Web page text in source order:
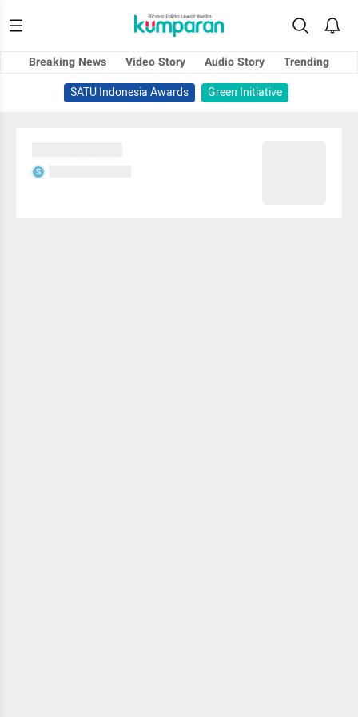
Breaking News Video Story Audio Story
Trending
SATU Indonesia Awards
Green Initiative
S